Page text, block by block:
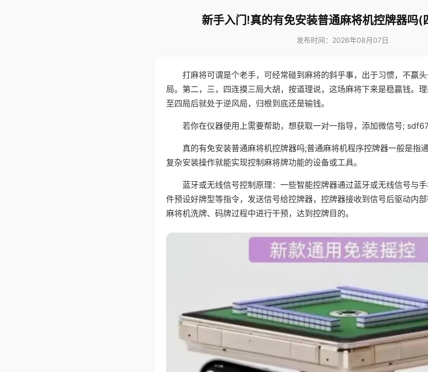
新手入门!真的有免安装普通麻将机控牌器吗(
发布时间：2026年08月07日
打麻将可谓是个老手，可经常碰到麻将的斜乎事，出于习惯，不赢
局。第二，三，四连摸三局大胡，按道理说，这场麻将下来是稳赢钱。理
至四局后就处于逆风局，归根到底还是输钱。
若你在仪器使用上需要帮助，想获取一对一指导，添加微信号;
真的有免安装普通麻将机控牌器吗;普通麻将机程序控牌器一般是指
复杂安装操作就能实现控制麻将牌功能的设备或工具。
蓝牙或无线信号控制原理：一些智能控牌器通过蓝牙或无线信号与
件预设好牌型等指令，发送信号给控牌器，控牌器接收到信号后驱动内
麻将机洗牌、码牌过程中进行干预，达到控牌目的。